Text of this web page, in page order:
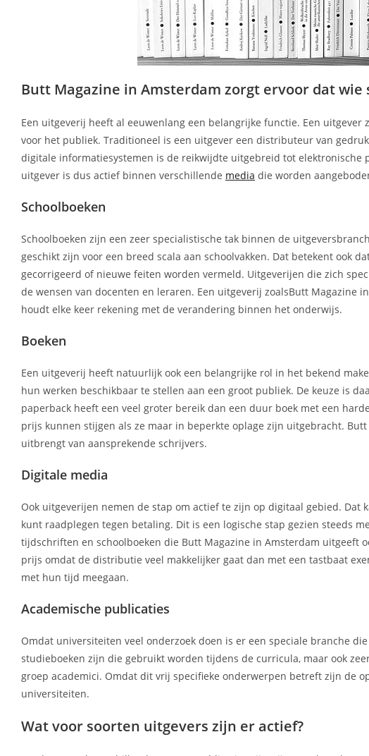
Butt Magazine in Amsterdam zorgt ervoor dat
Een uitgeverij heeft al eeuwenlang een belangrijke functie. Een
voor het publiek. Traditioneel is een uitgever een distributeur van
digitale informatiesystemen is de reikwijdte uitgebreid tot elektronische
uitgever is dus actief binnen verschillende media die worden
Schoolboeken
Schoolboeken zijn een zeer specialistische tak binnen de
geschikt zijn voor een breed scala aan schoolvakken. Dat betekent ook
gecorrigeerd of nieuwe feiten worden vermeld. Uitgeverijen die zich
de wensen van docenten en leraren. Een uitgeverij zoalsButt Magazine
houdt elke keer rekening met de verandering binnen het onderwijs.
Boeken
Een uitgeverij heeft natuurlijk ook een belangrijke rol in het bekend
hun werken beschikbaar te stellen aan een groot publiek. De keuze is
paperback heeft een veel groter bereik dan een duur boek met een
prijs kunnen stijgen als ze maar in beperkte oplage zijn uitgebracht.
uitbrengt van aansprekende schrijvers.
Digitale media
Ook uitgeverijen nemen de stap om actief te zijn op digitaal gebied. Dat
kunt raadplegen tegen betaling. Dit is een logische stap gezien steeds
tijdschriften en schoolboeken die Butt Magazine in Amsterdam uitgeeft
prijs omdat de distributie veel makkelijker gaat dan met een tastbaat
met hun tijd meegaan.
Academische publicaties
Omdat universiteiten veel onderzoek doen is er een speciale branche
studieboeken zijn die gebruikt worden tijdens de curricula, maar ook
groep academici. Omdat dit vrij specifieke onderwerpen betreft zijn de
universiteiten.
Wat voor soorten uitgevers zijn er actief?